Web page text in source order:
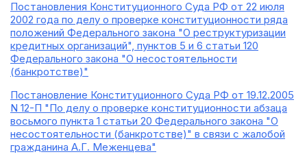
Постановления Конституционного Суда РФ от 22 июля
2002 года по делу о проверке конституционности ряда
положений Федерального закона "О реструктуризации
кредитных организаций", пунктов 5 и 6 статьи 120
Федерального закона "О несостоятельности
(банкротстве)"
Постановление Конституционного Суда РФ от 19.12.2005
N 12-П "По делу о проверке конституционности абзаца
восьмого пункта 1 статьи 20 Федерального закона "О
несостоятельности (банкротстве)" в связи с жалобой
гражданина А.Г. Меженцева"